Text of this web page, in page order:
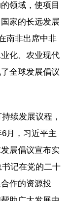
领域，使项目
家的长远发展
南非出席中非
化、农业现代
全球发展倡议
续发展议程，
月，习近平主
展倡议宣布实
记在党的二十
作的资源投